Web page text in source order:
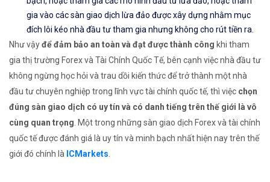
gia vào các sàn giao dịch lừa đảo được xây dựng nhằm mục
đích lôi kéo nhà đầu tư tham gia nhưng không cho rút tiền ra.
Như vậyđể đảm bảo an toàn và đạt được thành công khi tham
gia thị trường Forex và Tài Chính Quốc Tế, bên cạnh việc nhà đầu tư
không ngừng học hỏi và trau dồi kiến thức để trở thành một nhà
đầu tư chuyên nghiệp trong lĩnh vực tài chính quốc tế, thì việc chọn
đúng sàn giao dịch có uy tín và có danh tiếng trên thế giới là vô
cùng quan trọng. Một trong những sàn giao dịch Forex và tài chính
quốc tế được đánh giá là uy tín và minh bạch nhất hiện nay trên thế
giới đó chính là ICMarkets.